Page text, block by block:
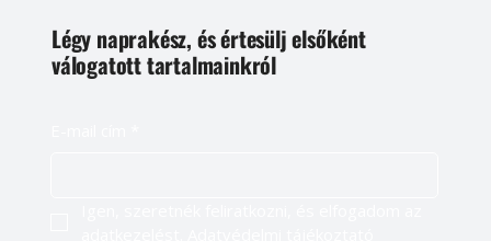
Légy naprakész, és értesülj elsőként
válogatott tartalmainkról